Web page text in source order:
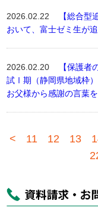
2026.02.22
【総合
おいて、富士ゼミ生が
2026.02.20
【保護者
試Ⅰ期（静岡県地域枠
お父様から感謝の言葉
< 11 12 13